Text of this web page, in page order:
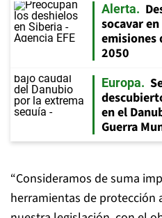
Alerta
socavar
emisiones
2050
Europa
en el
Guerra
“Consideramos de suma
herramientas de